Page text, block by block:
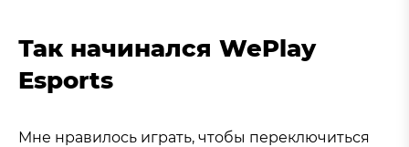
Так начинался WePlay
Esports
Мне нравилось играть, чтобы переключиться